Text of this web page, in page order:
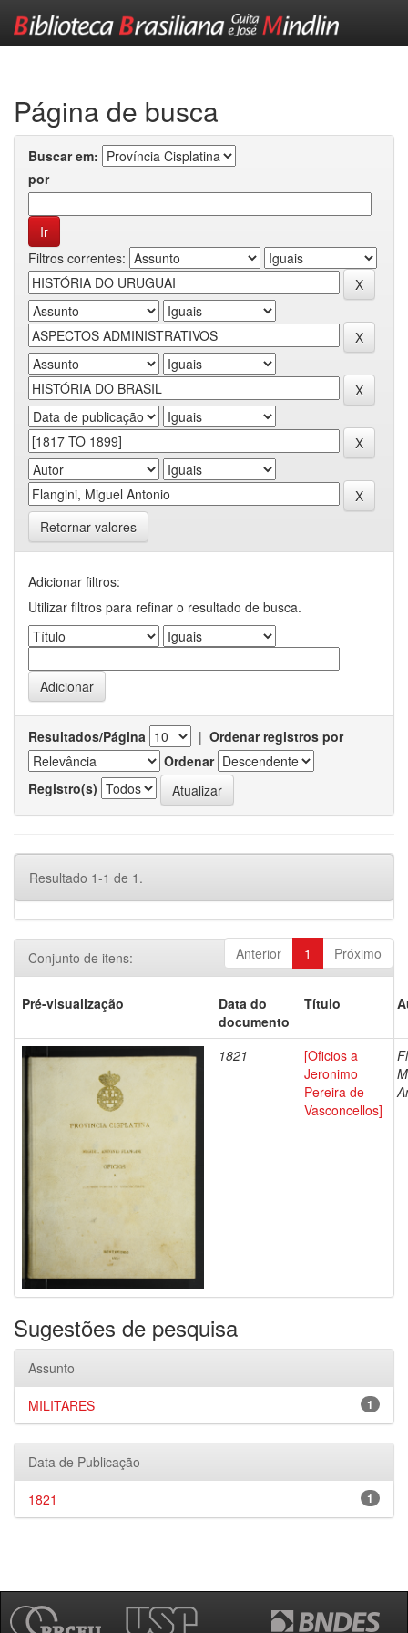
Página de busca
Buscar em:
por
Filtros correntes:
Retornar valores
Adicionar filtros:
Utilizar filtros para refinar o resultado de busca.
Resultados/Página | Ordenar registros por
Ordenar
Registro(s)
Resultado 1-1 de 1.
Anterior 1 Próximo
Conjunto de itens:
Pré-visualização
Data do
documento
Título
1821
[Oficios a
Jeronimo
Pereira de
Vasconcellos]
Sugestões de pesquisa
Assunto
1
MILITARES
Data de Publicação
1
1821